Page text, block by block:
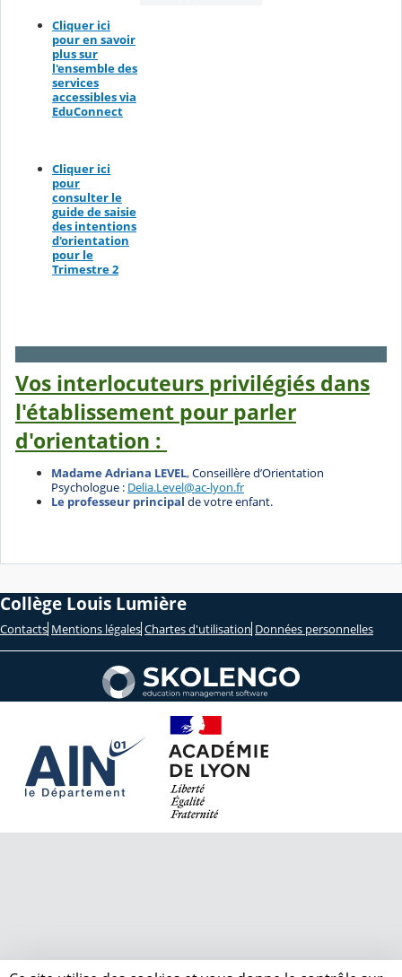
Cliquer ici
pour en savoir
plus sur
l'ensemble des
services
accessibles via
EduConnect
Cliquer ici
pour
consulter le
guide de saisie
des intentions
d'orientation
pour le
Trimestre 2
Vos interlocuteurs privilégiés dans
l'établissement pour parler
d'orientation :
Madame Adriana LEVEL,Conseillère d’Orientation
Psychologue : Delia.Level@ac-lyon.fr
Le professeur principal de votre enfant.
Collège Louis Lumière
Contacts Mentions légales Chartes d'utilisation Données personnelles